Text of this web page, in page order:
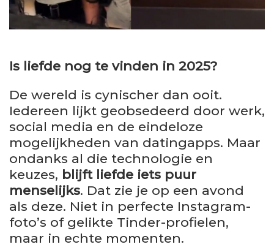
Is liefde nog te vinden in 2025?
De wereld is cynischer dan ooit.
Iedereen lijkt geobsedeerd door werk,
social media en de eindeloze
mogelijkheden van datingapps. Maar
ondanks al die technologie en
keuzes, blijft liefde iets puur
menselijks. Dat zie je op een avond
als deze. Niet in perfecte Instagram-
foto’s of gelikte Tinder-profielen,
maar in echte momenten.